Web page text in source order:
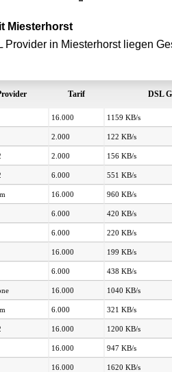
Miesterhorst
Provider in Miesterhorst liegen
Tarif DSL
16.000 1159 KB/s
2.000 122 KB/s
2.000 156 KB/s
6.000 551 KB/s
16.000 960 KB/s
6.000 420 KB/s
6.000 220 KB/s
16.000 199 KB/s
6.000 438 KB/s
16.000 1040 KB/s
6.000 321 KB/s
16.000 1200 KB/s
16.000 947 KB/s
16.000 1620 KB/s